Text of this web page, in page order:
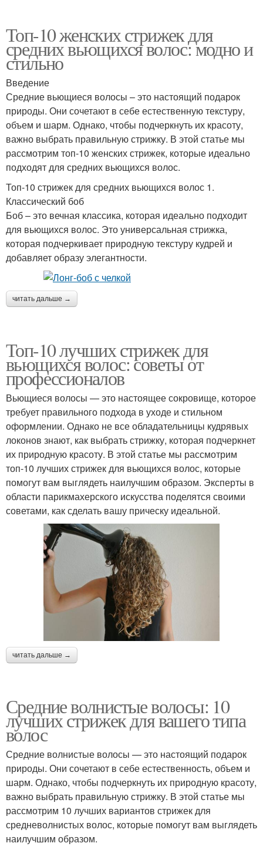
Топ-10 женских стрижек для
средних вьющихся волос: модно и
стильно
Введение
Средние вьющиеся волосы – это настоящий подарок
природы. Они сочетают в себе естественную текстуру,
объем и шарм. Однако, чтобы подчеркнуть их красоту,
важно выбрать правильную стрижку. В этой статье мы
рассмотрим топ-10 женских стрижек, которые идеально
подходят для средних вьющихся волос.
Топ-10 стрижек для средних вьющихся волос 1.
Классический боб
Боб – это вечная классика, которая идеально подходит
для вьющихся волос. Это универсальная стрижка,
которая подчеркивает природную текстуру кудрей и
добавляет образу элегантности.
читать дальше →
Топ-10 лучших стрижек для
вьющихся волос: советы от
профессионалов
Вьющиеся волосы — это настоящее сокровище, которое
требует правильного подхода в уходе и стильном
оформлении. Однако не все обладательницы кудрявых
локонов знают, как выбрать стрижку, которая подчеркнет
их природную красоту. В этой статье мы рассмотрим
топ-10 лучших стрижек для вьющихся волос, которые
помогут вам выглядеть наилучшим образом. Эксперты в
области парикмахерского искусства поделятся своими
советами, как сделать вашу прическу идеальной.
читать дальше →
Средние волнистые волосы: 10
лучших стрижек для вашего типа
волос
Средние волнистые волосы — это настоящий подарок
природы. Они сочетают в себе естественность, объем и
шарм. Однако, чтобы подчеркнуть их природную красоту,
важно выбрать правильную стрижку. В этой статье мы
рассмотрим 10 лучших вариантов стрижек для
средневолнистых волос, которые помогут вам выглядеть
наилучшим образом.